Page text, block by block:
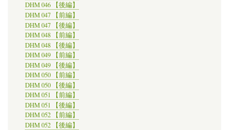
DHM 046 【後編】
DHM 047 【前編】
DHM 047 【後編】
DHM 048 【前編】
DHM 048 【後編】
DHM 049 【前編】
DHM 049 【後編】
DHM 050 【前編】
DHM 050 【後編】
DHM 051 【前編】
DHM 051 【後編】
DHM 052 【前編】
DHM 052 【後編】